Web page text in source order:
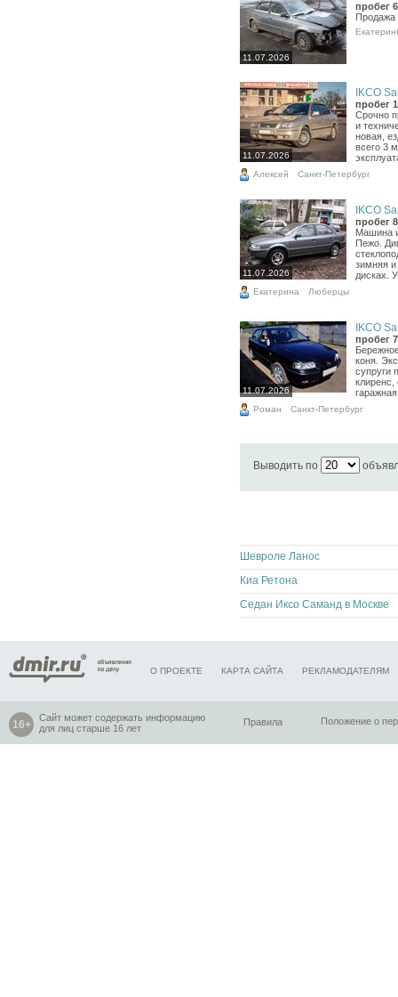
11.07.2026
пробег
Продажа
11.07.2026
IKCO
пробег
Срочно
и
новая,
всего 3
Алексей Санкт-Петербург
11.07.2026
IKCO
пробег
Машина
Пежо.
зимняя и
дисках.
Екатерина Люберцы
11.07.2026
IKCO
пробег
коня.
супруги
Роман Санкт-Петербург
Выводить по
Шевроле Ланос
Киа Ретона
Седан Иксо Саманд в Москве
О ПРОЕКТЕ КАРТА САЙТА РЕКЛАМОДАТЕЛЯМ
Сайт может содержать информацию
для лиц старше 16 лет
Правила Положение о